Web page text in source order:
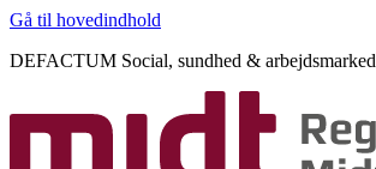
Gå til hovedindhold
DEFACTUM Social, sundhed & arbejdsmarked